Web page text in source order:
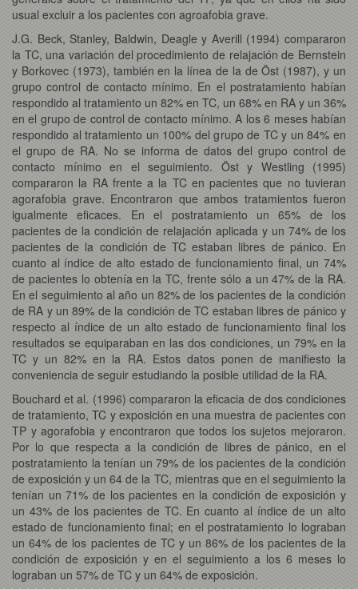
usual excluir a los pacientes con agroafobia grave.
J.G. Beck, Stanley, Baldwin, Deagle y Averill (1994) compararon
la TC, una variación del procedimiento de relajación de Bernstein
y Borkovec (1973), también en la línea de la de Öst (1987), y un
grupo control de contacto mínimo. En el postratamiento habían
respondido al tratamiento un 82% en TC, un 68% en RA y un 36%
en el grupo de control de contacto mínimo. A los 6 meses habían
respondido al tratamiento un 100% del grupo de TC y un 84% en
el grupo de RA. No se informa de datos del grupo control de
contacto mínimo en el seguimiento. Öst y Westling (1995)
compararon la RA frente a la TC en pacientes que no tuvieran
agorafobia grave. Encontraron que ambos tratamientos fueron
igualmente eficaces. En el postratamiento un 65% de los
pacientes de la condición de relajación aplicada y un 74% de los
pacientes de la condición de TC estaban libres de pánico. En
cuanto al índice de alto estado de funcionamiento final, un 74%
de pacientes lo obtenía en la TC, frente sólo a un 47% de la RA.
En el seguimiento al año un 82% de los pacientes de la condición
de RA y un 89% de la condición de TC estaban libres de pánico y
respecto al índice de un alto estado de funcionamiento final los
resultados se equiparaban en las dos condiciones, un 79% en la
TC y un 82% en la RA. Estos datos ponen de manifiesto la
conveniencia de seguir estudiando la posible utilidad de la RA.
Bouchard et al. (1996) compararon la eficacia de dos condiciones
de tratamiento, TC y exposición en una muestra de pacientes con
TP y agorafobia y encontraron que todos los sujetos mejoraron.
Por lo que respecta a la condición de libres de pánico, en el
postratamiento la tenían un 79% de los pacientes de la condición
de exposición y un 64 de la TC, mientras que en el seguimiento la
tenían un 71% de los pacientes en la condición de exposición y
un 43% de los pacientes de TC. En cuanto al índice de un alto
estado de funcionamiento final; en el postratamiento lo lograban
un 64% de los pacientes de TC y un 86% de los pacientes de la
condición de exposición y en el seguimiento a los 6 meses lo
lograban un 57% de TC y un 64% de exposición.